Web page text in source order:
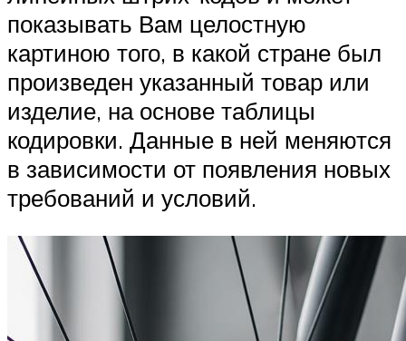
показывать Вам целостную
картиною того, в какой стране был
произведен указанный товар или
изделие, на основе таблицы
кодировки. Данные в ней меняются
в зависимости от появления новых
требований и условий.